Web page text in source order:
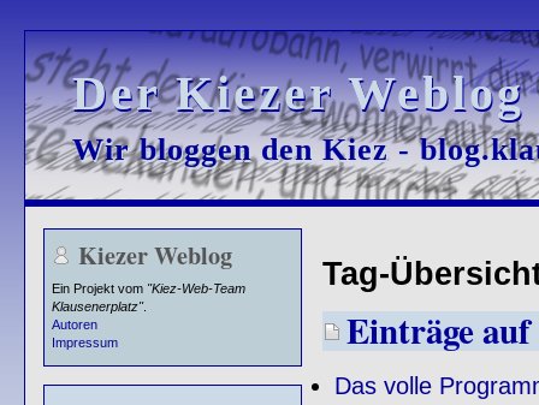
Der Kiezer
Der Kiezer
Wir bloggen den Kiez -
Wir bloggen den Kiez -
Kiezer Weblog
Ein Projekt vom "Kiez-Web-Team
Klausenerplatz".
Autoren
Impressum
Tag-
Einträge
Das volle